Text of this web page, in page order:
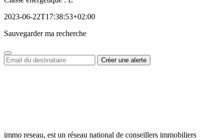
2023-06-22T17:38:53+02:00
Sauvegarder ma recherche
immo reseau, est un réseau national de conseillers immobiliers